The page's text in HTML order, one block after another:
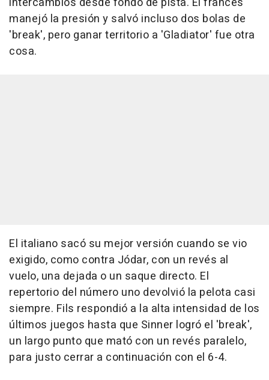
manejó la presión y salvó incluso dos bolas de
'break', pero ganar territorio a 'Gladiator' fue otra
cosa.
El italiano sacó su mejor versión cuando se vio
exigido, como contra Jódar, con un revés al
vuelo, una dejada o un saque directo. El
repertorio del número uno devolvió la pelota casi
siempre. Fils respondió a la alta intensidad de los
últimos juegos hasta que Sinner logró el 'break',
un largo punto que mató con un revés paralelo,
para justo cerrar a continuación con el 6-4.